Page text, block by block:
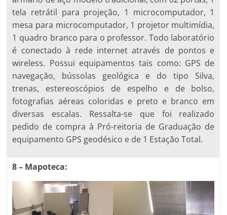
tela retrátil para projeção, 1 microcomputador, 1
mesa para microcomputador, 1 projetor multimídia,
1 quadro branco para o professor. Todo laboratório
é conectado à rede internet através de pontos e
wireless. Possui equipamentos tais como: GPS de
navegação, bússolas geológica e do tipo Silva,
trenas, estereoscópios de espelho e de bolso,
fotografias aéreas coloridas e preto e branco em
diversas escalas. Ressalta-se que foi realizado
pedido de compra à Pró-reitoria de Graduação de
equipamento GPS geodésico e de 1 Estação Total.
8 – Mapoteca: